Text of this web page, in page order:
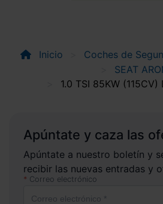
Inicio Coches de
SEAT
1.0 TSI 85KW (115CV)
Apúntate y caza las
Apúntate a nuestro boletín y
recibir las nuevas entradas y
Correo electrónico